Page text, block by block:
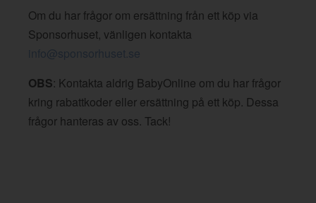
Om du har frågor om ersättning från ett köp via
Sponsorhuset, vänligen kontakta
info@sponsorhuset.se
OBS: Kontakta aldrig BabyOnline om du har frågor
kring rabattkoder eller ersättning på ett köp. Dessa
frågor hanteras av oss. Tack!